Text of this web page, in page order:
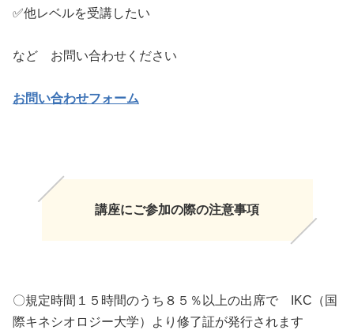
✅他レベルを受講したい
など お問い合わせください
お問い合わせフォーム
講座にご参加の際の注意事項
〇規定時間１５時間のうち８５％以上の出席で IKC（国
際キネシオロジー大学）より修了証が発行されます